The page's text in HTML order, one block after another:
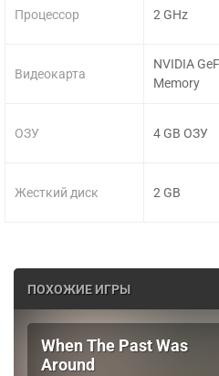
Процессор
Видеокарта
ОЗУ
Жесткий диск
2 GHz
NVIDIA
Memory
4 GB ОЗУ
2 GB
ПОХОЖИЕ ИГРЫ
When The Past Was
Around